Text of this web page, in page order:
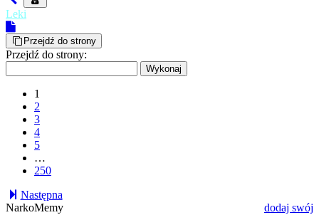
Leki
Przejdź do strony
Przejdź do strony:
1
2
3
4
5
…
250
Następna
NarkoMemy
dodaj swój